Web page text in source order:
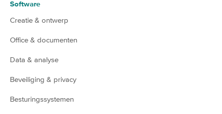
Software
Creatie & ontwerp
Office & documenten
Data & analyse
Beveiliging & privacy
Besturingssystemen